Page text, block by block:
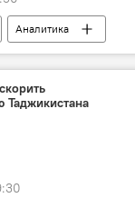
Аналитика
Мир
США
Таджикистана